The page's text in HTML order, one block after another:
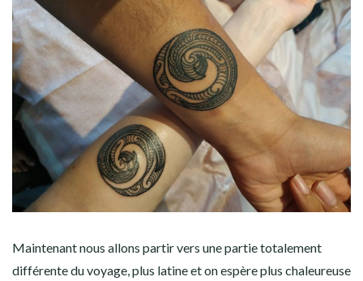
Maintenant nous allons partir vers une partie totalement
différente du voyage, plus latine et on espère plus chaleureuse